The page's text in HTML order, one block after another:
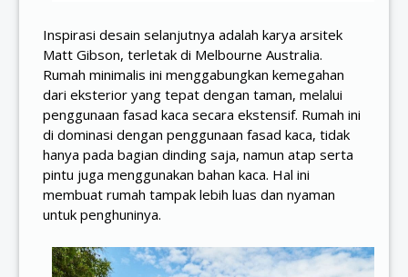
Inspirasi desain selanjutnya adalah karya arsitek
Matt Gibson, terletak di Melbourne Australia.
Rumah minimalis ini menggabungkan kemegahan
dari eksterior yang tepat dengan taman, melalui
penggunaan fasad kaca secara ekstensif. Rumah ini
di dominasi dengan penggunaan fasad kaca, tidak
hanya pada bagian dinding saja, namun atap serta
pintu juga menggunakan bahan kaca. Hal ini
membuat rumah tampak lebih luas dan nyaman
untuk penghuninya.